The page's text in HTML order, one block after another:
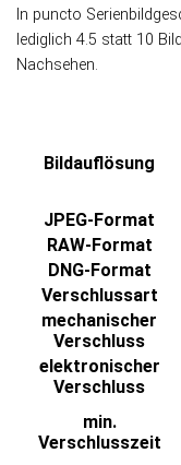
In puncto
ledig­lich 4.5 statt 10
Nachsehen.
Bild­auflösung
JPEG-Format
RAW-Format
DNG-Format
Verschluss­art
mechanischer
Verschluss
elektronischer
Verschluss
min.
Verschlusszeit